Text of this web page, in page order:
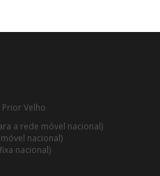
Prior Velho
a rede móvel nacional)
nacional)
nacional)